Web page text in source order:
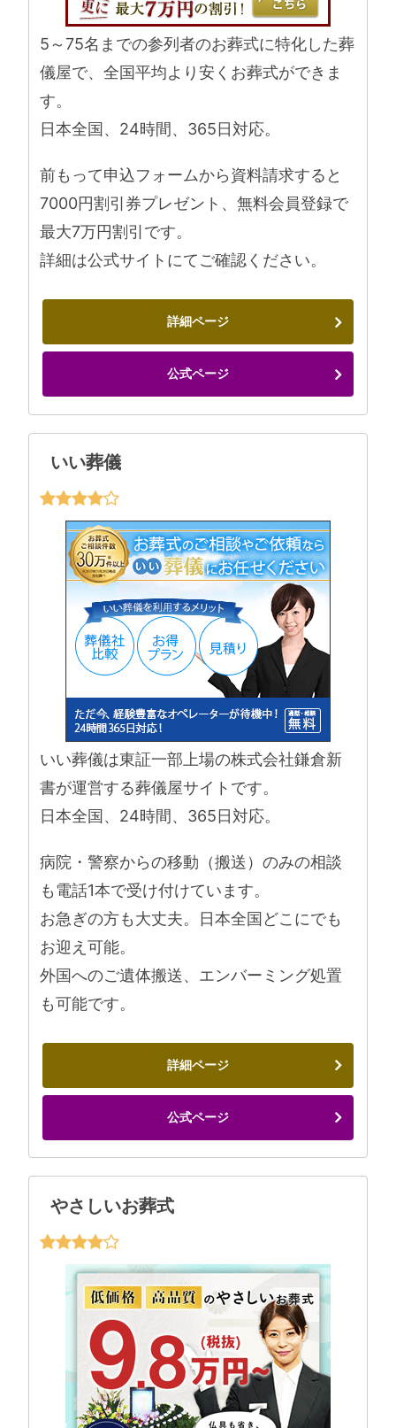
5～75名までの参列者のお葬式に特化した葬
儀屋で、全国平均より安くお葬式ができま
す。
日本全国、24時間、365日対応。
前もって申込フォームから資料請求すると
7000円割引券プレゼント、無料会員登録で
最大7万円割引です。
詳細は公式サイトにてご確認ください。
詳細ページ
公式ページ
いい葬儀
いい葬儀は東証一部上場の株式会社鎌倉新
書が運営する葬儀屋サイトです。
日本全国、24時間、365日対応。
病院・警察からの移動（搬送）のみの相談
も電話1本で受け付けています。
お急ぎの方も大丈夫。日本全国どこにでも
お迎え可能。
外国へのご遺体搬送、エンバーミング処置
も可能です。
詳細ページ
公式ページ
やさしいお葬式